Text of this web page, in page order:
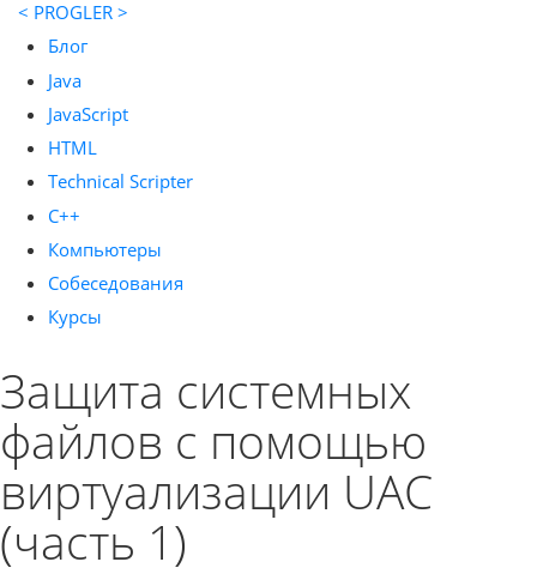
< PROGLER >
Блог
Java
JavaScript
HTML
Technical Scripter
C++
Компьютеры
Собеседования
Курсы
Защита системных
файлов с помощью
виртуализации UAC
(часть 1)